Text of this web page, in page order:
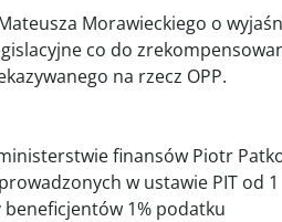
Morawieckiego o
co do
na rzecz OPP.
finansów Piotr
w ustawie PIT od 1
beneficjentów 1% podatku